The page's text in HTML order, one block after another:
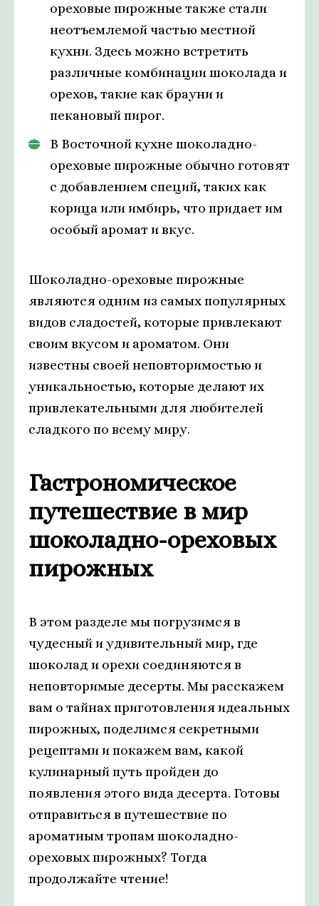
ореховые пирожные также стали
неотъемлемой частью местной
кухни. Здесь можно встретить
различные комбинации шоколада и
орехов, такие как брауни и
пекановый пирог.
В Восточной кухне шоколадно-
ореховые пирожные обычно готовят
с добавлением специй, таких как
корица или имбирь, что придает им
особый аромат и вкус.
Шоколадно-ореховые пирожные
являются одним из самых популярных
видов сладостей, которые привлекают
своим вкусом и ароматом. Они
известны своей неповторимостью и
уникальностью, которые делают их
привлекательными для любителей
сладкого по всему миру.
Гастрономическое
путешествие в мир
шоколадно-ореховых
пирожных
В этом разделе мы погрузимся в
чудесный и удивительный мир, где
шоколад и орехи соединяются в
неповторимые десерты. Мы расскажем
вам о тайнах приготовления идеальных
пирожных, поделимся секретными
рецептами и покажем вам, какой
кулинарный путь пройден до
появления этого вида десерта. Готовы
отправиться в путешествие по
ароматным тропам шоколадно-
ореховых пирожных? Тогда
продолжайте чтение!